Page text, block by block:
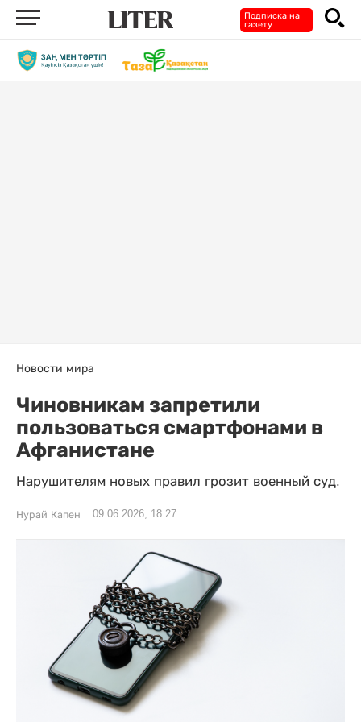
Подписка на
газету
Новости мира
Чиновникам запретили
пользоваться смартфонами в
Афганистане
Нарушителям новых правил грозит военный суд.
Нурай Капен 09.06.2026, 18:27